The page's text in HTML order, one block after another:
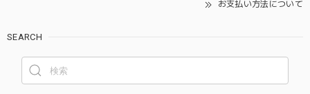
お支払い方法について
SEARCH